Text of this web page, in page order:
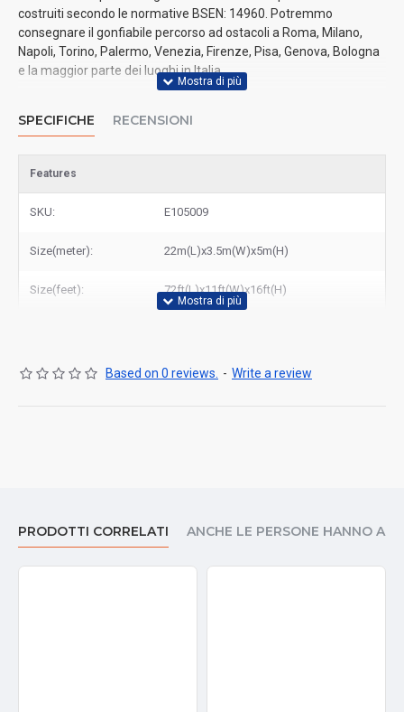
costruiti secondo le normative BSEN: 14960. Potremmo
consegnare il gonfiabile percorso ad ostacoli a Roma, Milano,
Napoli, Torino, Palermo, Venezia, Firenze, Pisa, Genova, Bologna
e la maggior parte dei luoghi in Italia.
SPECIFICHE RECENSIONI
Features
SKU: E105009
Size(meter): 22m(L)x3.5m(W)x5m(H)
Size(feet): 72ft(L)x11ft(W)x16ft(H)
Based on 0 reviews. - Write a review
PRODOTTI CORRELATI ANCHE LE PERSONE HANNO